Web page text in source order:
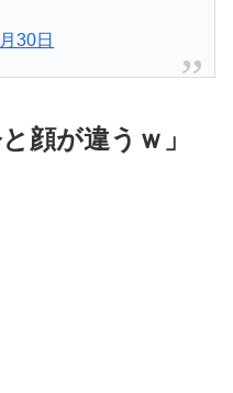
30日
顔が違うｗ」